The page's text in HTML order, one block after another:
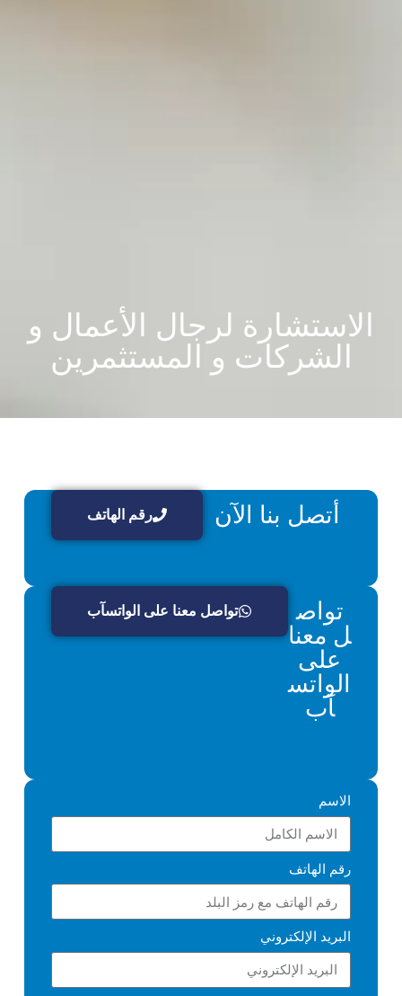
الاستشارة لرجال الأعمال و
الشركات و المستثمرين​
أتصل بنا الآن رقم الهاتف
تواص
ل معنا
على
الواتس
آب
تواصل معنا على الواتسآب
الاسم
رقم الهاتف
البريد الإلكتروني